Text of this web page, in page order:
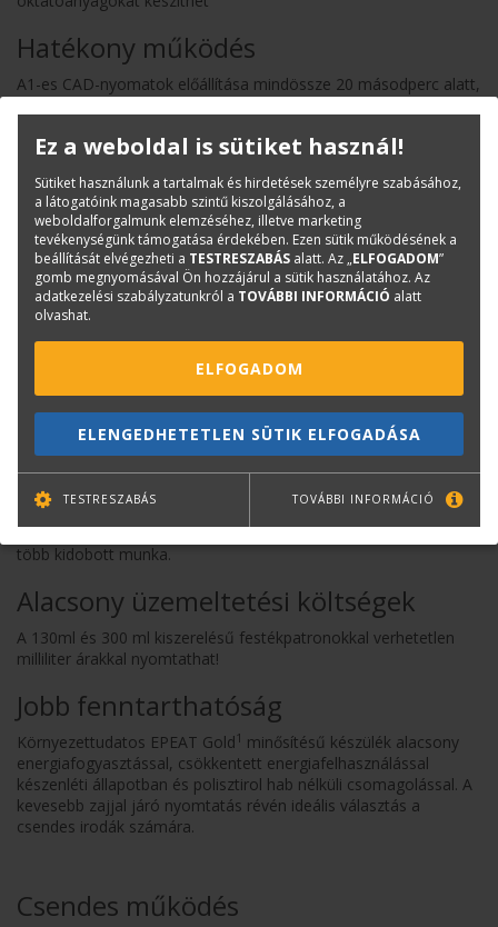
Hatékony működés
A1-es CAD-nyomatok előállítása mindössze 20 másodperc alatt,
meg a margók levágásán, a nagyobb tintatartályoknak, a gyors
visszatérésnek köszönhetően pedig könnyedén kielégítheti a
nyomtatási igényeket nagyobb mennyiségben is.
Integrált funkcionalitás
Nyomtasson és szkenneljen gond nélkül egy egyszerűen
használható, egyszerre több feladatot végző eszközzel, amely a
lapolvasón elhelyezett, 3"-es érintőpanellel rendelkezik, valamint
feldolgozás révén egyidejű nyomtatást és szkennelést tesz
lehetővé
Nyomtatás közben cserélhető
festékpatronok
Az ú.n. Hot-swap technológiának köszönhetően, menet közben
cserélhet festékpatront, anélkül, hogy leállna a nyomtatás: nincs
több kidobott munka.
Alacsony üzemeltetési költségek
A 130ml és 300 ml kiszerelésű festékpatronokkal verhetetlen
milliliter árakkal nyomtathat!
Jobb fenntarthatóság
Környezettudatos EPEAT Gold 1 minősítésű készülék alacsony
energiafogyasztással, csökkentett energiafelhasználással
készenléti állapotban és polisztirol hab nélküli csomagolással. A
kevesebb zajjal járó nyomtatás révén ideális választás a
csendes irodák számára.
Csendes működés
Ez a weboldal is sütiket használ!
Sütiket használunk a tartalmak és hirdetések személyre szabásához,
a látogatóink magasabb szintű kiszolgálásához, a
weboldalforgalmunk elemzéséhez, illetve marketing
tevékenységünk támogatása érdekében. Ezen sütik működésének a
beállítását elvégezheti a TESTRESZABÁS alatt. Az „ELFOGADOM”
gomb megnyomásával Ön hozzájárul a sütik használatához. Az
adatkezelési szabályzatunkról a TOVÁBBI INFORMÁCIÓ alatt
olvashat.
ELFOGADOM
ELENGEDHETETLEN SÜTIK ELFOGADÁSA
TESTRESZABÁS TOVÁBBI INFORMÁCIÓ